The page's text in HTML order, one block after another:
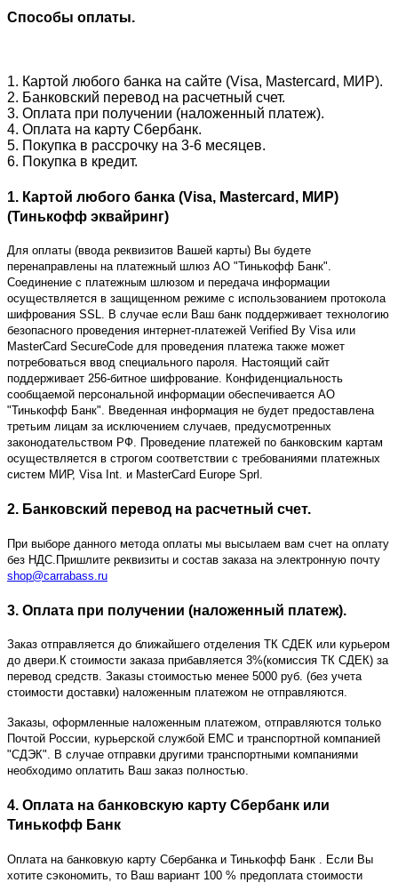
Способы оплаты.
1. Картой любого банка на сайте (Visa, Mastercard, МИР).
2. Банковский перевод на расчетный счет.
3. Оплата при получении (наложенный платеж).
4. Оплата на карту Сбербанк.
5. Покупка в рассрочку на 3-6 месяцев.
6. Покупка в кредит.
1. Картой любого банка (Visa, Mastercard, МИР)
(Тинькофф эквайринг)
Для оплаты (ввода реквизитов Вашей карты) Вы будете
перенаправлены на платежный шлюз АО "Тинькофф Банк".
Соединение с платежным шлюзом и передача информации
осуществляется в защищенном режиме с использованием протокола
шифрования SSL. В случае если Ваш банк поддерживает технологию
безопасного проведения интернет-платежей Verified By Visa или
MasterCard SecureCode для проведения платежа также может
потребоваться ввод специального пароля. Настоящий сайт
поддерживает 256-битное шифрование. Конфиденциальность
сообщаемой персональной информации обеспечивается АО
"Тинькофф Банк". Введенная информация не будет предоставлена
третьим лицам за исключением случаев, предусмотренных
законодательством РФ. Проведение платежей по банковским картам
осуществляется в строгом соответствии с требованиями платежных
систем МИР, Visa Int. и MasterCard Europe Sprl.
2. Банковский перевод на расчетный счет.
При выборе данного метода оплаты мы высылаем вам счет на оплату
без НДС.Пришлите реквизиты и состав заказа на электронную почту
shop@carrabass.ru
3. Оплата при получении (наложенный платеж).
Заказ отправляется до ближайшего отделения ТК СДЕК или курьером
до двери.К стоимости заказа прибавляется 3%(комиссия ТК СДЕК) за
перевод средств. Заказы стоимостью менее 5000 руб. (без учета
стоимости доставки) наложенным платежом не отправляются.
Заказы, оформленные наложенным платежом, отправляются только
Почтой России, курьерской службой ЕМС и транспортной компанией
"СДЭК". В случае отправки другими транспортными компаниями
необходимо оплатить Ваш заказ полностью.
4. Оплата на банковскую карту Сбербанк или
Тинькофф Банк
Оплата на банковкую карту Сбербанка и Тинькофф Банк
. Если Вы
хотите сэкономить, то Ваш вариант 100 % предоплата стоимости